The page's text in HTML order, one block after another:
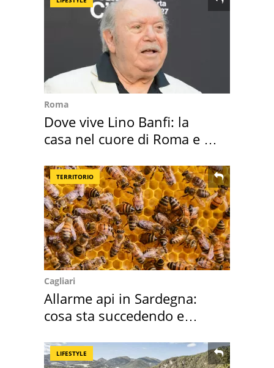
Roma
Dove vive Lino Banfi: la
casa nel cuore di Roma e i
TERRITORIO
Cagliari
Allarme api in Sardegna:
cosa sta succedendo e
LIFESTYLE